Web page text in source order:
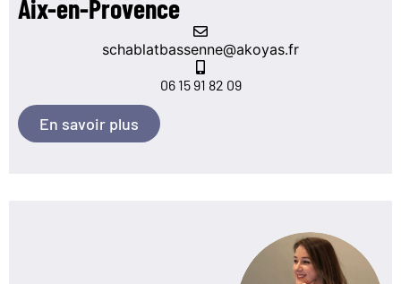
Aix-en-Provence
schablatbassenne@akoyas.fr
06 15 91 82 09
En savoir plus